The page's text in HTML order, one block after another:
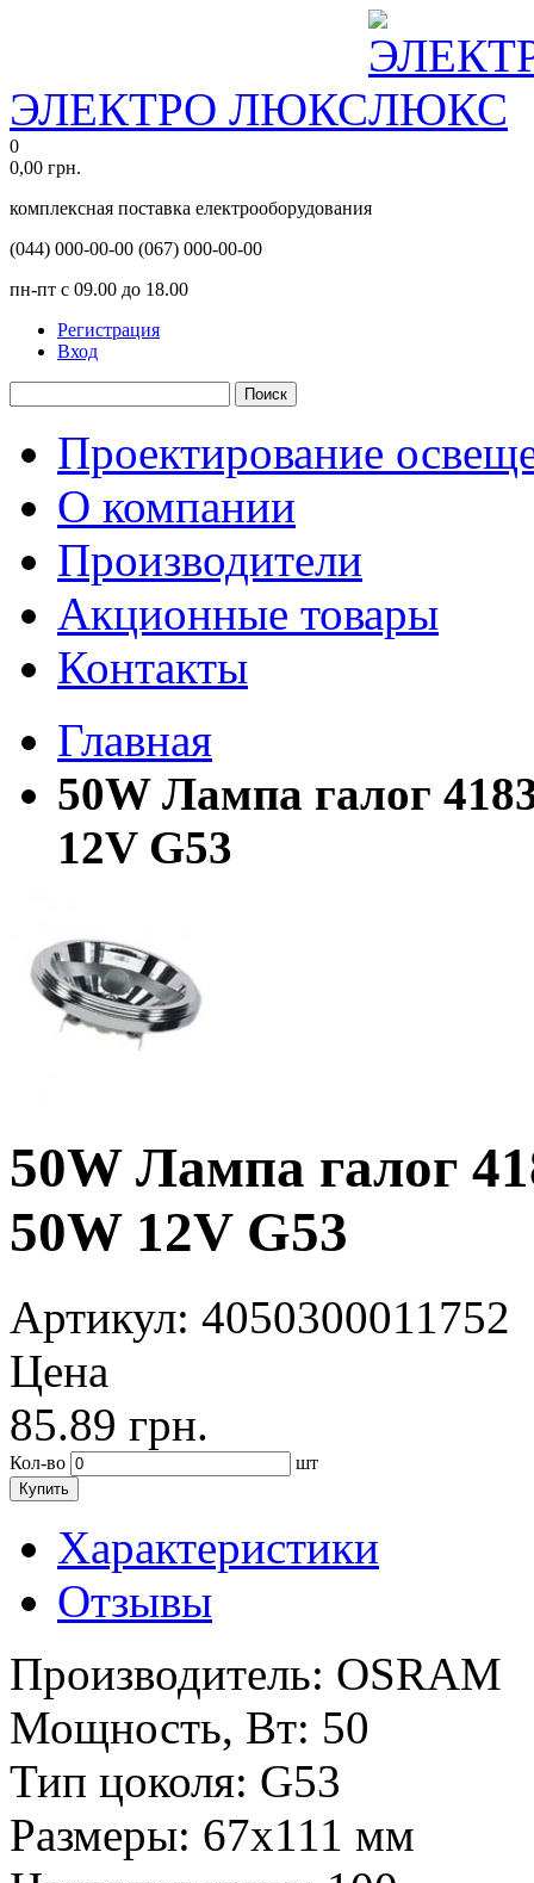
ЭЛЕКТРО ЛЮКС
0
0,00 грн.
комплексная поставка електрооборудования
(044) 000-00-00 (067) 000-00-00
пн-пт с 09.00 до 18.00
Регистрация
Вход
Поиск
Проектирование
О компании
Производители
Акционные товары
Контакты
Главная
50W Лампа галог
12V G53
50W Лампа галог
50W 12V G53
Артикул: 4050300011752
Цена
85.89 грн.
Кол-во шт
Купить
Характеристики
Отзывы
Производитель: OSRAM
Мощность, Вт: 50
Тип цоколя: G53
Размеры: 67х111 мм